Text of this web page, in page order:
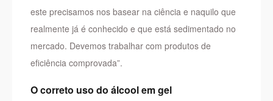
este precisamos nos basear na ciência e naquilo que
realmente já é conhecido e que está sedimentado no
mercado. Devemos trabalhar com produtos de
eficiência comprovada”.
O correto uso do álcool em gel